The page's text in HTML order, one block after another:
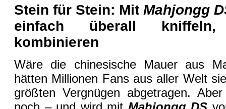
Stein für Stein: Mit Mahjongg
einfach überall
kombinieren
Wäre die chinesische Mauer aus
hätten Millionen Fans aus aller Welt
größten Vergnügen abgetragen.